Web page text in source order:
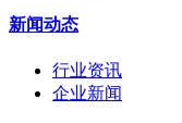
新闻动态
行业资讯
企业新闻